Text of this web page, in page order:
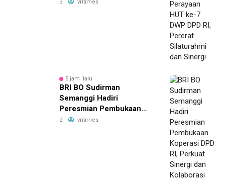
3 vritimes
5 jam lalu
BRI BO Sudirman
Semanggi Hadiri
Peresmian Pembukaan
Koperasi DPD RI, Perkuat
2 vritimes